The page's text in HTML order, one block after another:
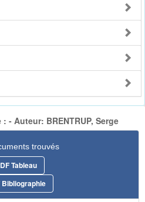
- Auteur: BRENTRUP, Serge
trouvés
Tableau
Bibliographie